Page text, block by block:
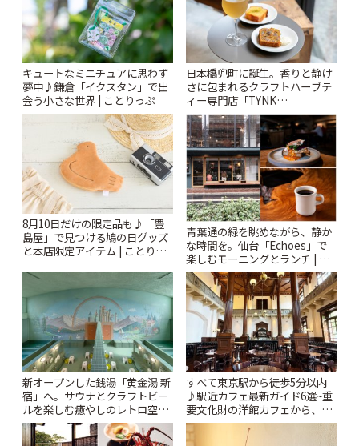
キュートなミニチュアに思わず
夢中♪鎌倉「イクスタン」で出
会う小さな世界 | ことりっぷ
日本橋兜町に誕生。香りと静け
さに包まれるクラフトハーブテ
ィー専門店「TYNK
Kabutocho」 | ことりっぷ
8月10日だけの限定品も♪「豊
島屋」で見つける鳩の日グッズ
と本店限定アイテム | ことりっ
青葉通の緑を眺めながら、静か
な時間を。仙台「Echoes」で
楽しむモーニングとランチ | こ
とりっぷ
新オープンした銭湯「黄金湯 新
宿」へ。サウナとクラフトビー
ルを楽しむ癒やしのレトロ空間
| ことりっぷ
すべて東京駅から徒歩5分以内
♪駅近カフェ最新ガイド6選~重
要文化財の洋館カフェから、改
札すぐのレトロ喫茶まで~ | こと
りっぷ